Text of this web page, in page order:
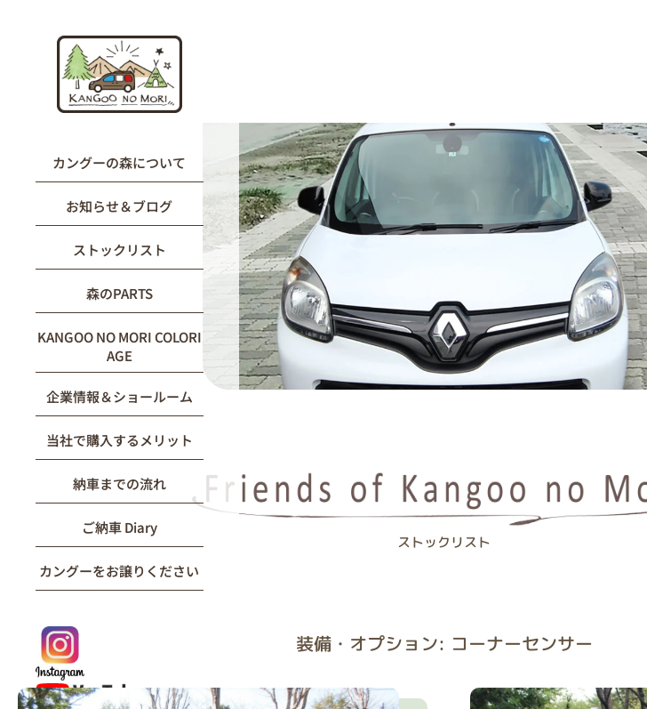
カングーの森について
お知らせ＆ブログ
ストックリスト
森のPARTS
KANGOO NO MORI COLORI
AGE
企業情報＆ショールーム
当社で購入するメリット
納車までの流れ
ご納車 Diary
カングーをお譲りください
ストックリスト
装備・オプション: コーナーセンサー